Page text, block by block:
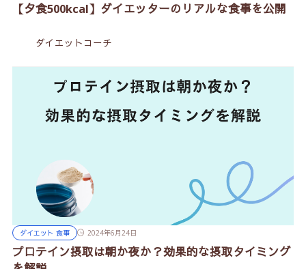
【夕食500kcal】ダイエッターのリアルな食事を公開
ダイエットコーチ
ダイエット 食事 2024年6月24日
プロテイン摂取は朝か夜か？効果的な摂取タイミング